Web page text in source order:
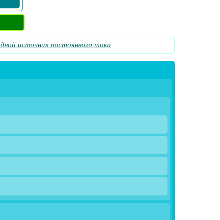
источник постоянного тока